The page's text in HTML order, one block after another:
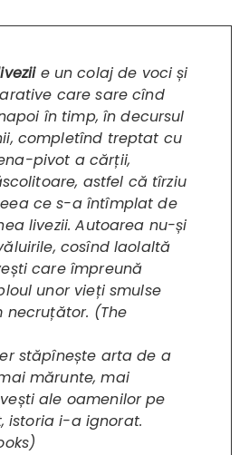
e un colaj de voci și
care sare cînd
în timp, în decursul
completînd treptat cu
pivot a cărții,
astfel că tîrziu
ce s-a întîmplat de
livezii. Autoarea nu-și
cosînd laolaltă
care împreună
unor vieți smulse
necruțător. (The
stăpînește arta de a
mărunte, mai
ale oamenilor pe
istoria i-a ignorat.